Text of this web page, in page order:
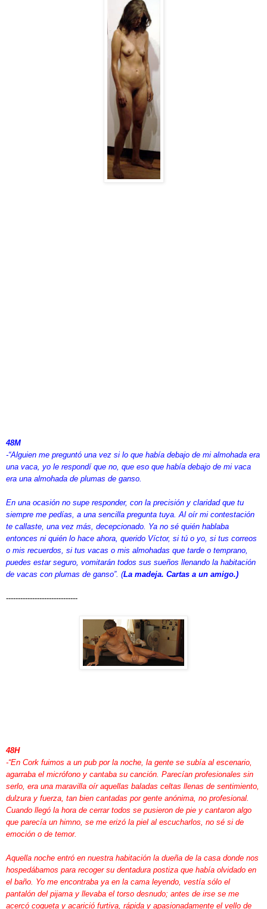
48M
-“Alguien me preguntó una vez si lo que había debajo de mi almohada era
una vaca, yo le respondí que no, que eso que había debajo de mi vaca
era una almohada de plumas de ganso.
En una ocasión no supe responder, con la precisión y claridad que tu
siempre me pedías, a una sencilla pregunta tuya. Al oír mi contestación
te callaste, una vez más, decepcionado. Ya no sé quién hablaba
entonces ni quién lo hace ahora, querido Víctor, si tú o yo, si tus correos
o mis recuerdos, si tus vacas o mis almohadas que tarde o temprano,
puedes estar seguro, vomitarán todos sus sueños llenando la habitación
de vacas con plumas de ganso”. (La madeja. Cartas a un amigo.)
------------------------------
48H
-“En Cork fuimos a un pub por la noche, la gente se subía al escenario,
agarraba el micrófono y cantaba su canción. Parecían profesionales sin
serlo, era una maravilla oír aquellas baladas celtas llenas de sentimiento,
dulzura y fuerza, tan bien cantadas por gente anónima, no profesional.
Cuando llegó la hora de cerrar todos se pusieron de pie y cantaron algo
que parecía un himno, se me erizó la piel al escucharlos, no sé si de
emoción o de temor.
Aquella noche entró en nuestra habitación la dueña de la casa donde nos
hospedábamos para recoger su dentadura postiza que había olvidado en
el baño. Yo me encontraba ya en la cama leyendo, vestía sólo el
pantalón del pijama y llevaba el torso desnudo; antes de irse se me
acercó coqueta y acarició furtiva, rápida y apasionadamente el vello de